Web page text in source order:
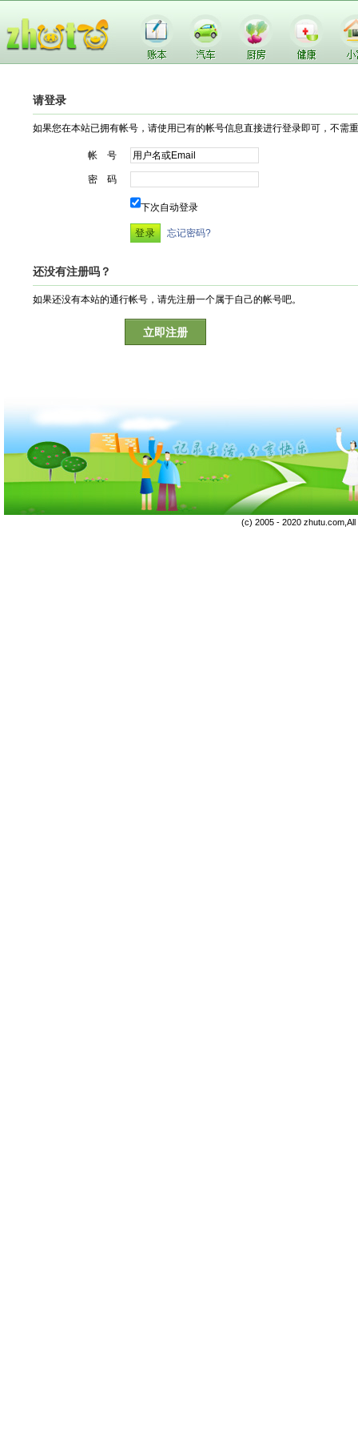
请登录
如果您在本站已拥有帐号，请使用已有的帐号信息直接进行登录即可，不需
帐 号
密 码
下次自动登录
忘记密码?
还没有注册吗？
如果还没有本站的通行帐号，请先注册一个属于自己的帐号吧。
立即注册
(c) 2005 - 2020